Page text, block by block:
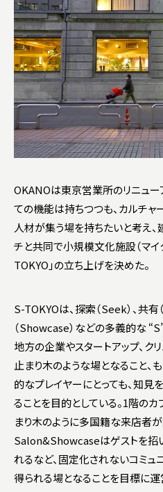
OKANOは東京営業所のリニュー
ての機能は持ちつつも、カルチ
人材が集う場を持ちたいと考え
チと共同で小規模文化施設（マイ
TOKYO」の立ち上げを決めた。
S-TOKYOは、探索（Seek）、共有
（Showcase）などの多義的な
地方の企業やスタートアップ、ク
止まり木のような場となること、
的なプレイヤーにとっても、知見
ることを目的としている。1階のカ
まり木のように多国籍な来店者
Salon&Showcaseはゲストを招
れるなど、固定化されないコミュ
得られる場となることを目標に運